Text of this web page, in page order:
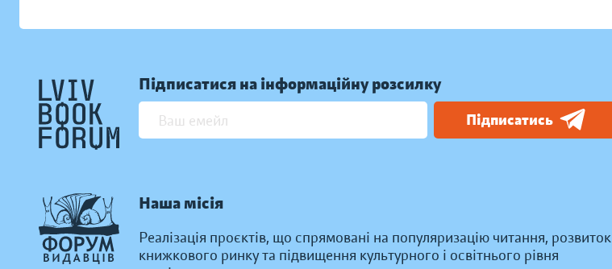
Підписатися на інформаційну розсилку
Підписатись
Наша місія
Реалізація проєктів, що спрямовані на популяризацію читання, розвиток
книжкового ринку та підвищення культурного і освітнього рівня